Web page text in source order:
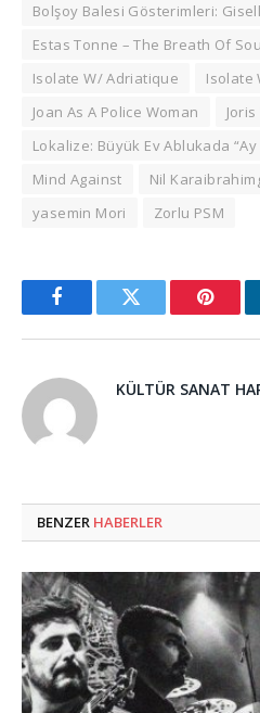
Bolşoy Balesi Gösterimleri:
Estas Tonne – The Breath Of
Isolate W/ Adriatique
Isolate
Joan As A Police Woman
Lokalize: Büyük Ev Ablukada “Ay
Mind Against
Nil
yasemin Mori
Zorlu PSM
FacebookTwitter
KÜLTÜR SANAT
BENZER HABERLER